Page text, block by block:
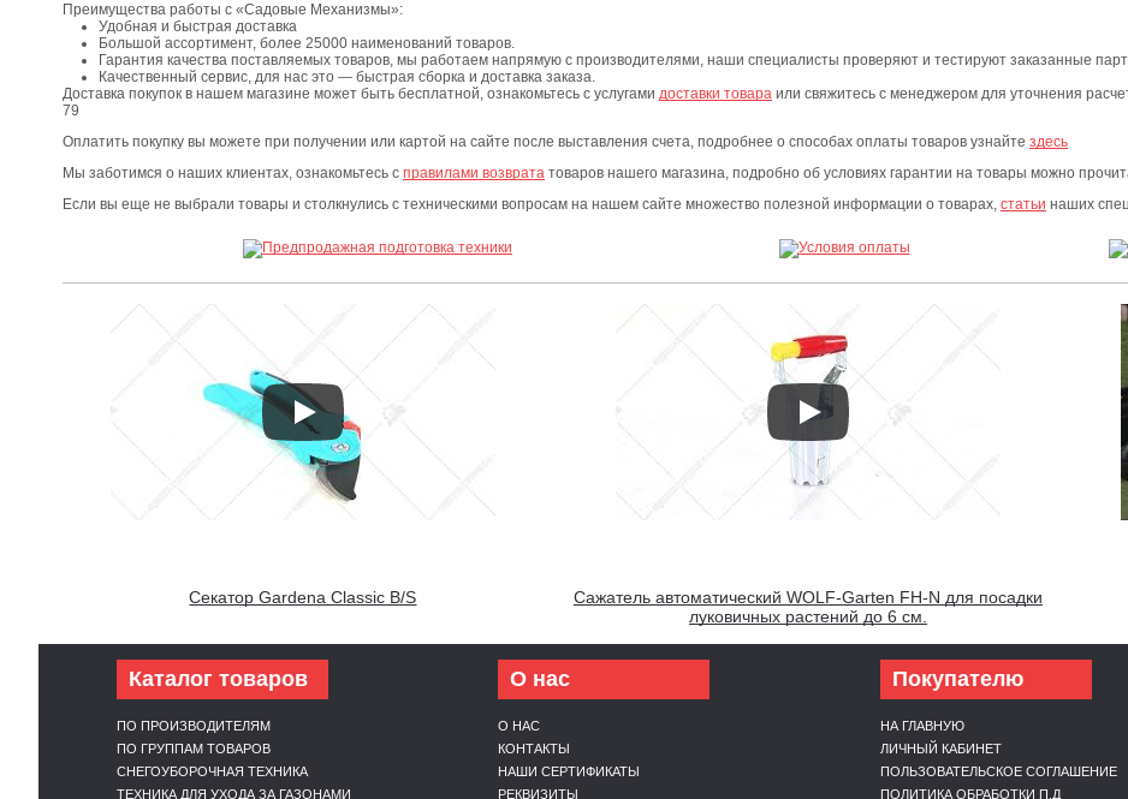
Преимущества работы с «Садовые Механизмы»:
Удобная и быстрая доставка
Большой ассортимент, более 25000 наименований товаров.
Гарантия качества поставляемых товаров, мы работаем напрямую с производителями, наши специалисты проверяют и тестируют заказанные
Качественный сервис, для нас это — быстрая сборка и доставка заказа.
Доставка покупок в нашем магазине может быть бесплатной, ознакомьтесь с услугами доставки товара или свяжитесь с менеджером для уточнения
79
Оплатить покупку вы можете при получении или картой на сайте после выставления счета, подробнее о способах оплаты товаров узнайте здесь
Мы заботимся о наших клиентах, ознакомьтесь с правилами возврата товаров нашего магазина, подробно об условиях гарантии на товары можно
Если вы еще не выбрали товары и столкнулись с техническими вопросам на нашем сайте множество полезной информации о товарах, статьи наших
Секатор Gardena Classic B/S
Сажатель автоматический WOLF-Garten FH-N для посадки
луковичных растений до 6 см.
Каталог товаров
ПО ПРОИЗВОДИТЕЛЯМ
ПО ГРУППАМ ТОВАРОВ
СНЕГОУБОРОЧНАЯ ТЕХНИКА
ТЕХНИКА ДЛЯ УХОДА ЗА ГАЗОНАМИ
О нас
О НАС
КОНТАКТЫ
НАШИ СЕРТИФИКАТЫ
РЕКВИЗИТЫ
Покупателю
НА ГЛАВНУЮ
ЛИЧНЫЙ КАБИНЕТ
ПОЛЬЗОВАТЕЛЬСКОЕ СОГЛАШЕНИЕ
ПОЛИТИКА ОБРАБОТКИ П.Д